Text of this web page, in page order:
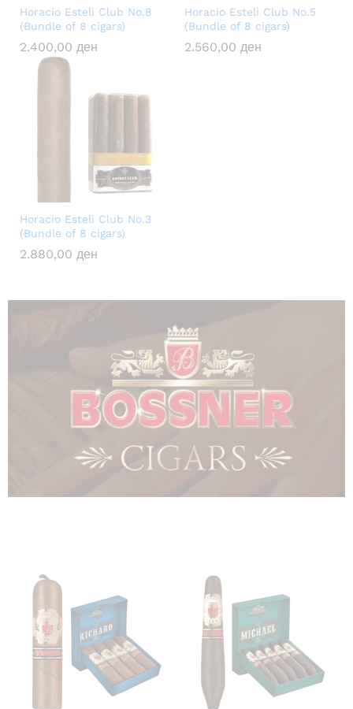
Horacio Esteli Club No.8
(Bundle of 8 cigars)
2.400,00 ден
Horacio Esteli Club No.5
(Bundle of 8 cigars)
2.560,00 ден
Horacio Esteli Club No.3
(Bundle of 8 cigars)
2.880,00 ден